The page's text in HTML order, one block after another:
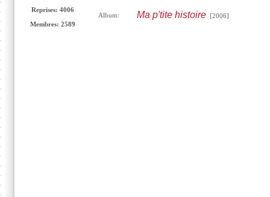
Reprises: 4006
Membres: 2589
Album: Ma p'tite histoire[2006]